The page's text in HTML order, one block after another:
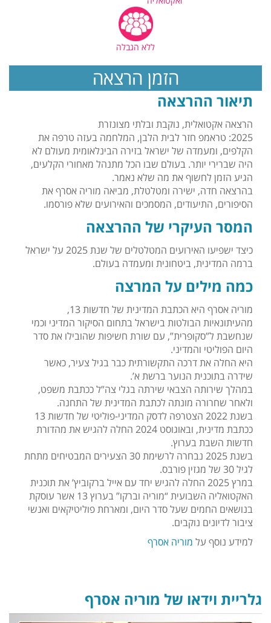
ללא הגבלה
הזמן הרצאה
תיאור ההרצאה
הרצאה אקטואלית, נוקבת ובלתי מצונזרת
2025: טראמפ חזר לבית הלבן, המלחמה בעזה טרפה את
הקלפים, ומעמדה של ישראל בזירה הבינלאומית מעולם לא
היה שברירי יותר. בעולם שבו הכל מתנהל מאחורי הקלעים,
הגיע הזמן לחשוף את מה שלא נאמר.
בהרצאה חדה, ישירה ומטלטלת, מביאה מוריה אסרף את
הסיפורים, התיעודים, המסמכים והאירועים שלא פורסמו.
המסר העיקרי של ההרצאה
כיצד ישפיעו האירועים המטלטלים של שנת 2025 על ישראל
ברמה המדינית, ביטחונית ומעמדה בעולם.
כמה מילים על המרצה
מוריה אסרף היא הכתבת המדינית של חדשות 13,
מהעיתונאיות הבולטות בישראל בתחום הסיקור המדיני וכמי
שנחשבת ל”סקופרית”, עם שורת חשיפות שהובילו את סדר
היום הפוליטי והמדיני.
היא החלה את דרכה התקשורתית כבר בגיל צעיר, כאשר
שידרה בתוכנית הנוער ברשת א’.
במהלך שירותה הצבאי שירתה בגלי צה”ל ככתבת משפט,
ולאחר שחרורה מונתה לכתבת המדינית של התחנה.
בשנת 2022 הצטרפה לדסק המדיני-פוליטי של חדשות 13
ככתבת מדינית, ובאוגוסט 2024 החלה להגיש את מהדורת
חדשות השבת בערוץ.
בשנת 2025 נבחרה לרשימת 30 הצעירים המבטיחים מתחת
לגיל 30 של מגזין פורבס.
במרץ 2025 החלה להגיש יחד עם אייל ברקוביץ’ את תוכנית
האקטואליה השבועית “מוריה וברקו” בערוץ 13 אשר עוסקת
בנושאים החמים שעל סדר היום, ומארחת פוליטיקאים ואנשי
ציבור לדיונים נוקבים.
למידע נוסף על מוריה אסרף
גלריית וידאו של מוריה אסרף